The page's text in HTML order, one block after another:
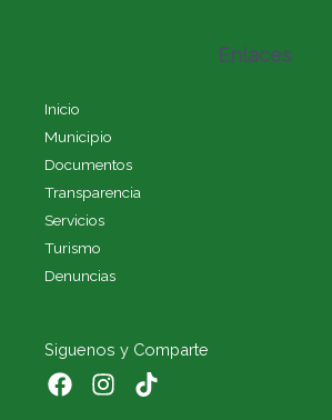
Enlaces
Inicio
Municipio
Documentos
Transparencia
Servicios
Turismo
Denuncias
Siguenos y Comparte